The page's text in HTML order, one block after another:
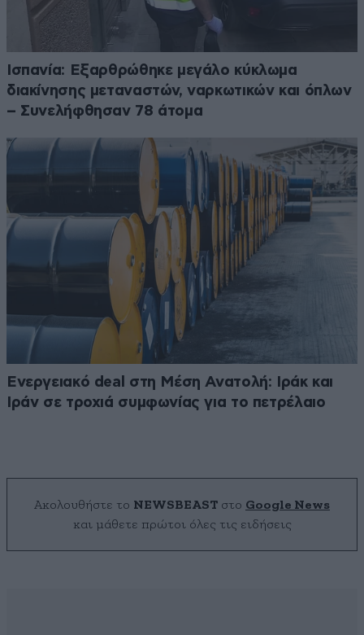
Ισπανία: Εξαρθρώθηκε μεγάλο κύκλωμα
διακίνησης μεταναστών, ναρκωτικών και όπλων
– Συνελήφθησαν 78 άτομα
Ενεργειακό deal στη Μέση Ανατολή: Ιράκ και
Ιράν σε τροχιά συμφωνίας για το πετρέλαιο
Ακολουθήστε το NEWSBEAST στο Google News
και μάθετε πρώτοι όλες τις ειδήσεις